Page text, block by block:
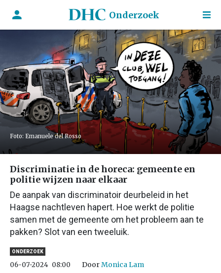
Onderzoek
Foto: Emanuele del Rosso
Discriminatie in de horeca: gemeente en
politie wijzen naar elkaar
De aanpak van discriminatoir deurbeleid in het
Haagse nachtleven hapert. Hoe werkt de politie
samen met de gemeente om het probleem aan te
pakken? Slot van een tweeluik.
ONDERZOEK
06-07-2024 08:00 DoorMonica Lam